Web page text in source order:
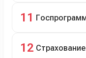
программе
11
12 Страхование